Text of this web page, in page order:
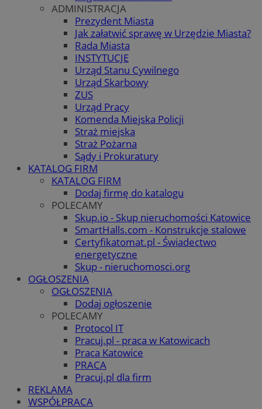
ADMINISTRACJA
Prezydent Miasta
Jak załatwić sprawę w Urzędzie Miasta?
Rada Miasta
INSTYTUCJE
Urząd Stanu Cywilnego
Urząd Skarbowy
ZUS
Urząd Pracy
Komenda Miejska Policji
Straż miejska
Straż Pożarna
Sądy i Prokuratury
KATALOG FIRM
KATALOG FIRM
Dodaj firmę do katalogu
POLECAMY
Skup.io - Skup nieruchomości Katowice
SmartHalls.com - Konstrukcje stalowe
Certyfikatomat.pl - Świadectwo
energetyczne
Skup - nieruchomosci.org
OGŁOSZENIA
OGŁOSZENIA
Dodaj ogłoszenie
POLECAMY
Protocol IT
Pracuj.pl - praca w Katowicach
Praca Katowice
PRACA
Pracuj.pl dla firm
REKLAMA
WSPÓŁPRACA